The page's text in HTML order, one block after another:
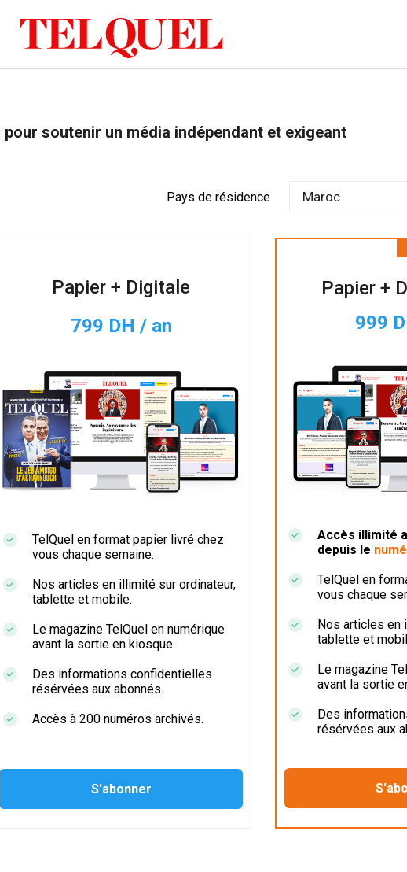
soutenir un média indépendant et exigeant
Pays de résidence
Papier + Digitale
799 DH / an
TelQuel en format papier livré chez
vous chaque semaine.
Nos articles en illimité sur ordinateur,
tablette et mobile.
Le magazine TelQuel en numérique
avant la sortie en kiosque.
Des informations confidentielles
résérvées aux abonnés.
Accès à 200 numéros archivés.
Papier +
999
Accès illimité
depuis le
TelQuel en
vous chaque
Nos articles en
tablette et
Le magazine
avant la sortie
Des
résérvées aux